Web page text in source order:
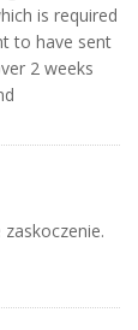
is required
to have sent
2 weeks
zaskoczenie.